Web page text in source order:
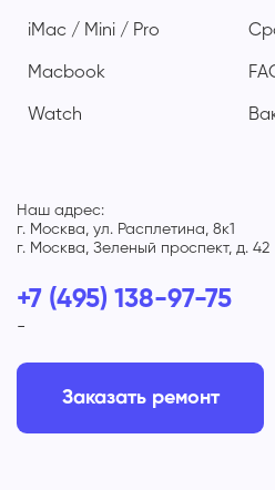
iMac / Mini / Pro
Macbook
Watch
Наш адрес:
г. Москва, ул. Расплетина, 8к1
г. Москва, Зеленый проспект, д. 42
+7 (495) 138-97-75
-
Заказать ремонт